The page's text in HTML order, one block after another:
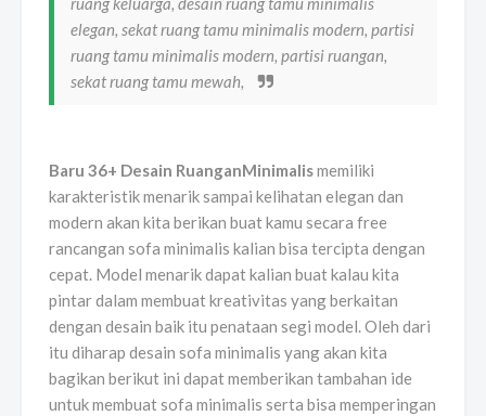
elegan, sekat ruang tamu minimalis modern, partisi
ruang tamu minimalis modern, partisi ruangan,
sekat ruang tamu mewah,
Baru 36+ Desain RuanganMinimalismemiliki
karakteristik menarik sampai kelihatan elegan dan
modern akan kita berikan buat kamu secara free
rancangan sofa minimalis kalian bisa tercipta dengan
cepat. Model menarik dapat kalian buat kalau kita
pintar dalam membuat kreativitas yang berkaitan
dengan desain baik itu penataan segi model. Oleh dari
itu diharap desain sofa minimalis yang akan kita
bagikan berikut ini dapat memberikan tambahan ide
untuk membuat sofa minimalis serta bisa memperingan